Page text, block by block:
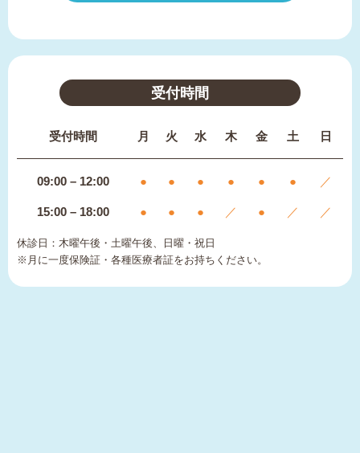
受付時間
受付時間 月 火 水 木 金 土 日
09:00 – 12:00 ● ● ● ● ● ● ／
15:00 – 18:00 ● ● ● ／ ● ／ ／
休診日：木曜午後・土曜午後、日曜・祝日
※月に一度保険証・各種医療者証をお持ちください。